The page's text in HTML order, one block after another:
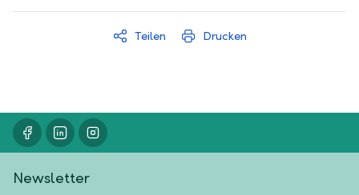
Teilen Drucken
Newsletter